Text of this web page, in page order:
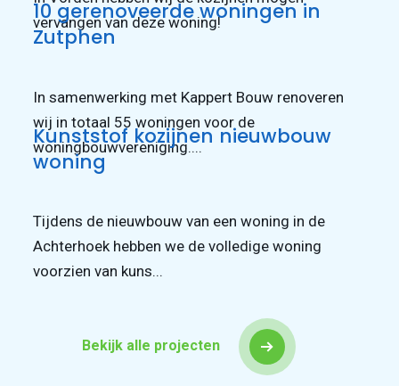
vervangen van deze woning!
10 gerenoveerde woningen in
Zutphen
In samenwerking met Kappert Bouw renoveren
wij in totaal 55 woningen voor de
woningbouwvereniging....
Kunststof kozijnen nieuwbouw
woning
Tijdens de nieuwbouw van een woning in de
Achterhoek hebben we de volledige woning
voorzien van kuns...
Bekijk alle projecten